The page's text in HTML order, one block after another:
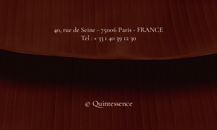
40, rue de Seine - 75006 Paris - FRANCE
Tel : + 33 1 40 39 12 30
© Quintessence